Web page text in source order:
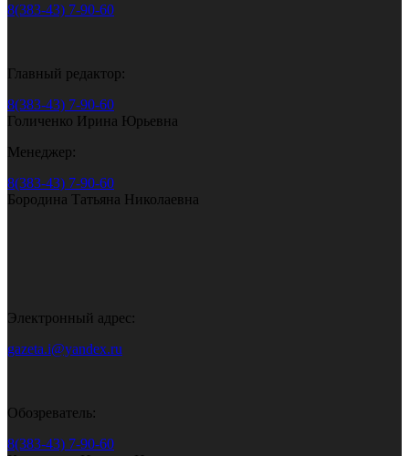
8(383-43) 7-90-60
Главный редактор:
8(383-43) 7-90-60
Голиченко Ирина Юрьевна
Менеджер:
8(383-43) 7-90-60
Бородина Татьяна Николаевна
Электронный адрес:
gazeta.i@yandex.ru
Обозреватель:
8(383-43) 7-90-60